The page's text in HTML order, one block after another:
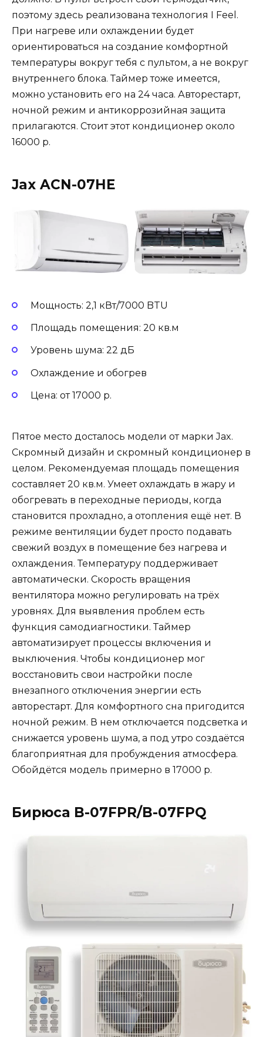
поэтому здесь реализована технология I Feel.
При нагреве или охлаждении будет
ориентироваться на создание комфортной
температуры вокруг тебя с пультом, а не вокруг
внутреннего блока. Таймер тоже имеется,
можно установить его на 24 часа. Авторестарт,
ночной режим и антикоррозийная защита
прилагаются. Стоит этот кондиционер около
16000 р.
Jax ACN-07HE
Мощность: 2,1 кВт/7000 BTU
Площадь помещения: 20 кв.м
Уровень шума: 22 дБ
Охлаждение и обогрев
Цена: от 17000 р.
Пятое место досталось модели от марки Jax.
Скромный дизайн и скромный кондиционер в
целом. Рекомендуемая площадь помещения
составляет 20 кв.м. Умеет охлаждать в жару и
обогревать в переходные периоды, когда
становится прохладно, а отопления ещё нет. В
режиме вентиляции будет просто подавать
свежий воздух в помещение без нагрева и
охлаждения. Температуру поддерживает
автоматически. Скорость вращения
вентилятора можно регулировать на трёх
уровнях. Для выявления проблем есть
функция самодиагностики. Таймер
автоматизирует процессы включения и
выключения. Чтобы кондиционер мог
восстановить свои настройки после
внезапного отключения энергии есть
авторестарт. Для комфортного сна пригодится
ночной режим. В нем отключается подсветка и
снижается уровень шума, а под утро создаётся
благоприятная для пробуждения атмосфера.
Обойдётся модель примерно в 17000 р.
Бирюса B-07FPR/B-07FPQ